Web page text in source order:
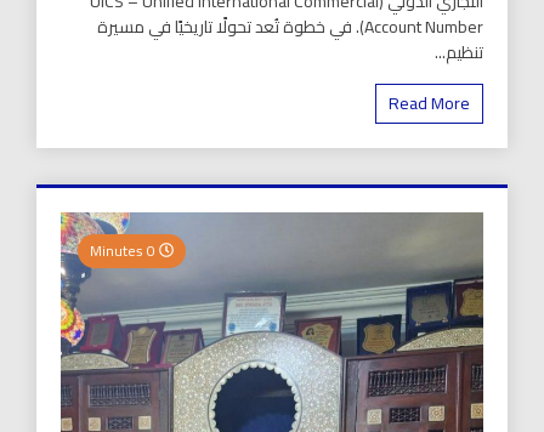
Account Number). في خطوة تُعد تحولًا تاريخيًا في مسيرة
تنظيم...
Read More